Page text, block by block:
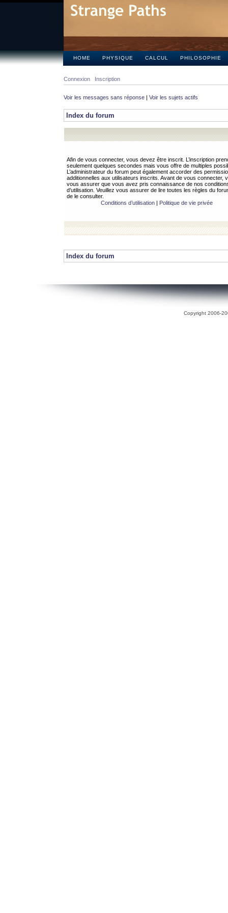
HOME PHYSIQUE CALCUL PHILOSOPHIE
Connexion Inscription
Voir les messages sans réponse | Voir les sujets actifs
Index du forum
Afin de vous connecter, vous devez être inscrit. L’inscription
seulement quelques secondes mais vous offre de multiples
L’administrateur du forum peut également accorder des
additionnelles aux utilisateurs inscrits. Avant de vous connecter,
vous assurer que vous avez pris connaissance de nos
d’utilisation. Veuillez vous assurer de lire toutes les règles du
de le consulter.
Conditions d’utilisation| Politique de vie privée
Index du forum
Copyright 2006-